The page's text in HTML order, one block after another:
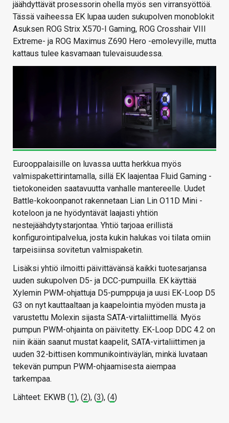
jäähdyttävät prosessorin ohella myös sen virransyöttöä.
Tässä vaiheessa EK lupaa uuden sukupolven monoblokit
Asuksen ROG Strix X570-I Gaming, ROG Crosshair VIII
Extreme- ja ROG Maximus Z690 Hero -emolevyille, mutta
kattaus tulee kasvamaan tulevaisuudessa.
Eurooppalaisille on luvassa uutta herkkua myös
valmispakettirintamalla, sillä EK laajentaa Fluid Gaming -
tietokoneiden saatavuutta vanhalle mantereelle. Uudet
Battle-kokoonpanot rakennetaan Lian Lin O11D Mini -
koteloon ja ne hyödyntävät laajasti yhtiön
nestejäähdytystarjontaa. Yhtiö tarjoaa erillistä
konfigurointipalvelua, josta kukin halukas voi tilata omiin
tarpeisiinsa sovitetun valmispaketin.
Lisäksi yhtiö ilmoitti päivittävänsä kaikki tuotesarjansa
uuden sukupolven D5- ja DCC-pumpuilla. EK käyttää
Xylemin PWM-ohjattuja D5-pumppuja ja uusi EK-Loop D5
G3 on nyt kauttaaltaan ja kaapelointia myöden musta ja
varustettu Molexin sijasta SATA-virtaliittimellä. Myös
pumpun PWM-ohjainta on päivitetty. EK-Loop DDC 4.2 on
niin ikään saanut mustat kaapelit, SATA-virtaliittimen ja
uuden 32-bittisen kommunikointiväylän, minkä luvataan
tekevän pumpun PWM-ohjaamisesta aiempaa
tarkempaa.
Lähteet: EKWB (1), (2), (3), (4)